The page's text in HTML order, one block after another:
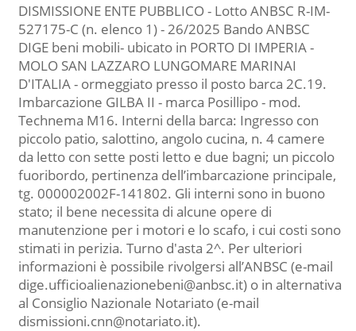
DISMISSIONE ENTE PUBBLICO - Lotto ANBSC R-IM-
527175-C (n. elenco 1) - 26/2025 Bando ANBSC
DIGE beni mobili- ubicato in PORTO DI IMPERIA -
MOLO SAN LAZZARO LUNGOMARE MARINAI
D'ITALIA - ormeggiato presso il posto barca 2C.19.
Imbarcazione GILBA II - marca Posillipo - mod.
Technema M16. Interni della barca: Ingresso con
piccolo patio, salottino, angolo cucina, n. 4 camere
da letto con sette posti letto e due bagni; un piccolo
fuoribordo, pertinenza dell’imbarcazione principale,
tg. 000002002F-141802. Gli interni sono in buono
stato; il bene necessita di alcune opere di
manutenzione per i motori e lo scafo, i cui costi sono
stimati in perizia. Turno d'asta 2^. Per ulteriori
informazioni è possibile rivolgersi all’ANBSC (e-mail
dige.ufficioalienazionebeni@anbsc.it) o in alternativa
al Consiglio Nazionale Notariato (e-mail
dismissioni.cnn@notariato.it).